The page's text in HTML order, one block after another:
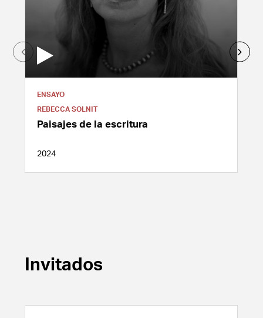
ENSAYO
REBECCA SOLNIT
Paisajes de la escritura
2024
Invitados